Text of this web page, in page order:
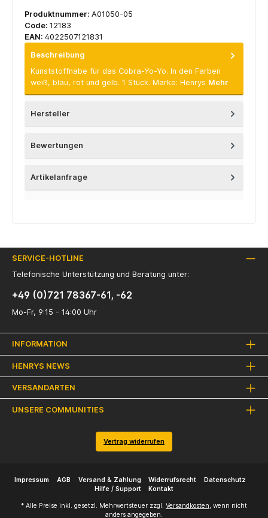
Produktnummer: A01050-05
Code: 12183
EAN: 4022507121831
Beschreibung
Kunststoffnabe für das Cobra-Yo-Yo. In den Farben
weiß, blau, rot und gelb. 1 Stück. Marke: Henrys Mehr
Hersteller
Bewertungen
Artikelanfrage
SERVICE-HOTLINE
Telefonische Unterstützung und Beratung unter:
+49 (0)721 78367-61, -62
Mo-Fr, 9:15 - 14:00 Uhr
INFORMATION
HENRYS NEWS
VERSANDARTEN
UNSERE COMMUNITIES
Vertrag widerrufen
Impressum AGB Versand & Zahlung Widerrufsrecht
Datenschutz
Hilfe / Support
Kontakt
* Alle Preise inkl. gesetzl. Mehrwertsteuer zzgl. Versandkosten, wenn nicht
anders angegeben.